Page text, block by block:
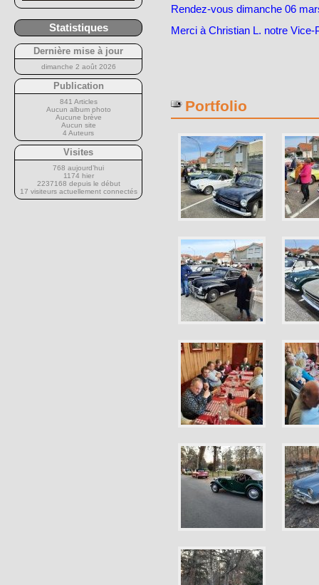
Rendez-vous dimanche 06
Merci à Christian L. notre
Portfolio
Statistiques
Dernière mise à jour
dimanche 2 août 2026
Publication
841 Articles
Aucun album photo
Aucune brève
Aucun site
4 Auteurs
Visites
768 aujourd’hui
1174 hier
2237168 depuis le début
17 visiteurs actuellement connectés